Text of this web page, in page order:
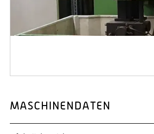
MASCHINENDATEN